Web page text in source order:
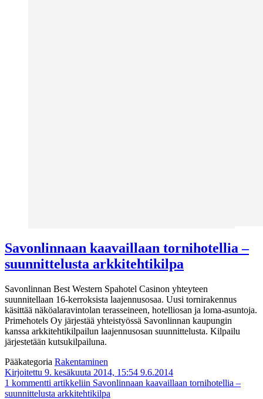
Savonlinnaan kaavaillaan tornihotellia –
suunnittelusta arkkitehtikilpa
Savonlinnan Best Western Spahotel Casinon yhteyteen
suunnitellaan 16-kerroksista laajennusosaa. Uusi tornirakennus
käsittää näköalaravintolan terasseineen, hotelliosan ja loma-asuntoja.
Primehotels Oy järjestää yhteistyössä Savonlinnan kaupungin
kanssa arkkitehtikilpailun laajennusosan suunnittelusta. Kilpailu
järjestetään kutsukilpailuna.
Pääkategoria Rakentaminen
Kirjoitettu 9. kesäkuuta 2014, 15:54 9.6.2014
1 kommentti artikkeliin Savonlinnaan kaavaillaan tornihotellia –
suunnittelusta arkkitehtikilpa